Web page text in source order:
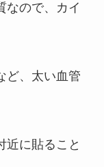
なので、カイ
ど、太い血管
近に貼ること